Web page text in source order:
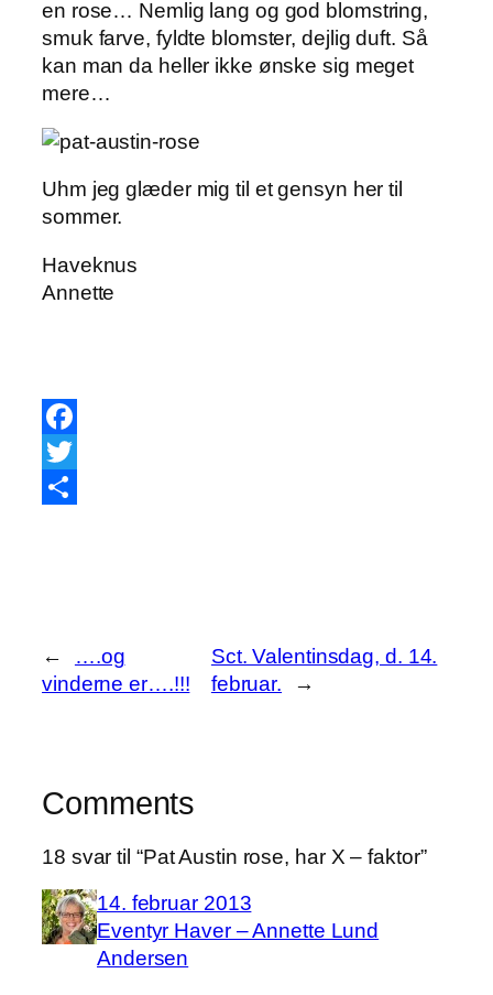
en rose… Nemlig lang og god blomstring,
smuk farve, fyldte blomster, dejlig duft. Så
kan man da heller ikke ønske sig meget
mere…
Uhm jeg glæder mig til et gensyn her til
sommer.
Haveknus
Annette
Facebook
Twitter
←
….og
vinderne er….!!!
Sct. Valentinsdag, d. 14.
februar.
→
Comments
18 svar til “Pat Austin rose, har X – faktor”
14. februar 2013
Eventyr Haver – Annette Lund
Andersen